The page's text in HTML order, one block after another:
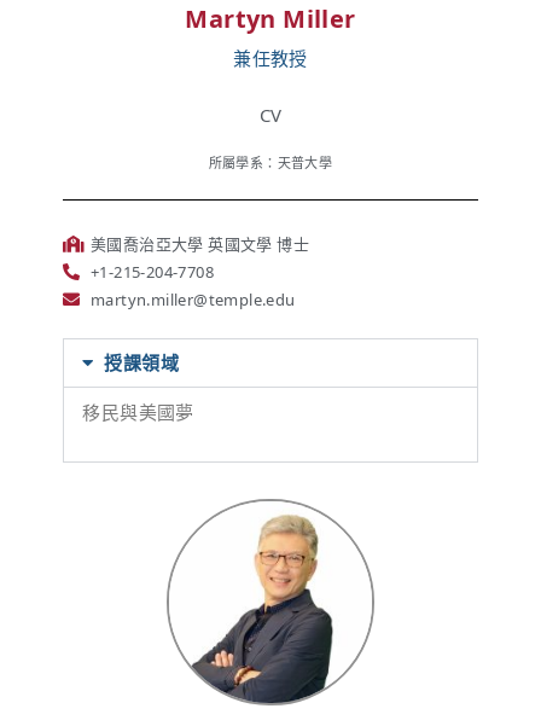
Martyn Miller
兼任教授
CV
所屬學系：天普大學
美國喬治亞大學 英國文學 博士
+1-215-204-7708
martyn.miller@temple.edu
授課領域
移民與美國夢